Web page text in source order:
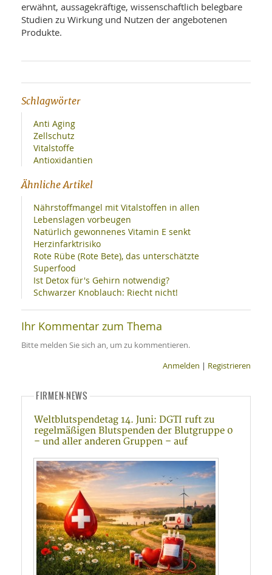
erwähnt, aussagekräftige, wissenschaftlich belegbare
Studien zu Wirkung und Nutzen der angebotenen
Produkte.
Schlagwörter
Anti Aging
Zellschutz
Vitalstoffe
Antioxidantien
Ähnliche Artikel
Nährstoffmangel mit Vitalstoffen in allen
Lebenslagen vorbeugen
Natürlich gewonnenes Vitamin E senkt
Herzinfarktrisiko
Rote Rübe (Rote Bete), das unterschätzte
Superfood
Ist Detox für's Gehirn notwendig?
Schwarzer Knoblauch: Riecht nicht!
Ihr Kommentar zum Thema
Bitte melden Sie sich an, um zu kommentieren.
Anmelden | Registrieren
FIRMEN-NEWS
Weltblutspendetag 14. Juni: DGTI ruft zu
regelmäßigen Blutspenden der Blutgruppe 0
– und aller anderen Gruppen – auf